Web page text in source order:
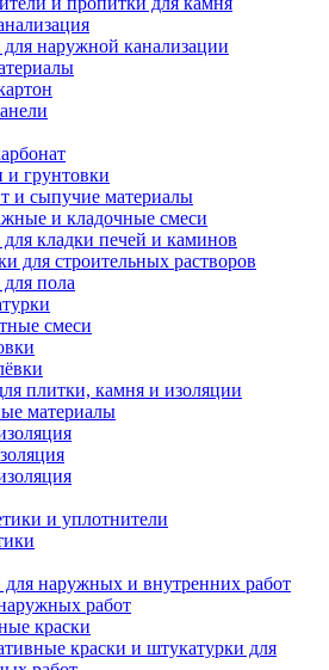
наружной канализации
и грунтовки
и сыпучие материалы
и кладочные смеси
кладки печей и каминов
для строительных растворов
пола
смеси
плитки, камня и изоляции
материалы
и уплотнители
наружных и внутренних работ
работ
краски
краски и штукатурки для